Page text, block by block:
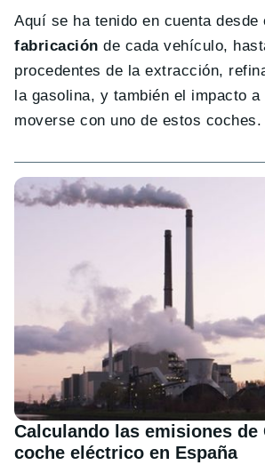
Aquí se ha tenido en cuenta desde
fabricación de cada vehículo,
procedentes de la extracción,
la gasolina, y también el impacto a
moverse con uno de estos coches.
Calculando las emisiones de
coche eléctrico en España